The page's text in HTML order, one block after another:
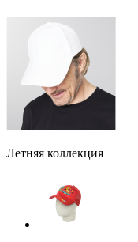
Летняя коллекция